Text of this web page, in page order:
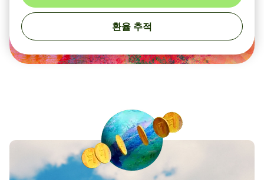
환율 추적